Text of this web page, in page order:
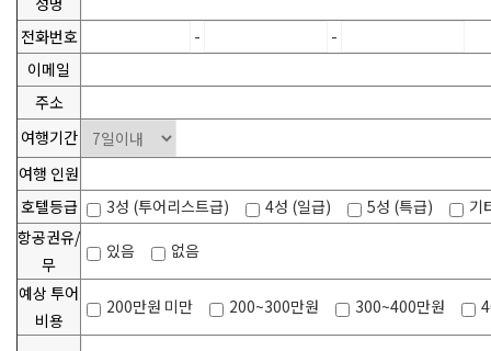
전화번호
-
-
이메일
주소
여행기간
여행 인원
호텔등급
3성 (투어리스트급) 4성 (일급) 5성 (특급)
기
항공권유/
무
있음
없음
예상 투어
비용
200만원 미만 200~300만원 300~400만원